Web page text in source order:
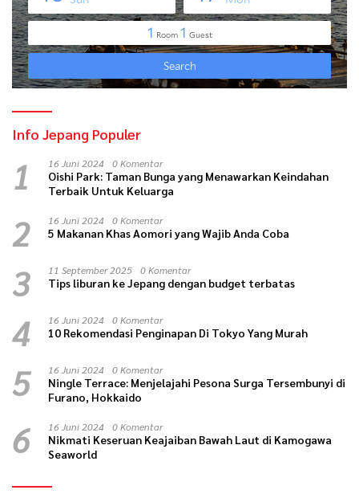
Info Jepang Populer
1 16 Juni 2024 0 Komentar
Oishi Park: Taman Bunga yang Menawarkan Keindahan
Terbaik Untuk Keluarga
2 16 Juni 2024 0 Komentar
5 Makanan Khas Aomori yang Wajib Anda Coba
3 11 September 2025 0 Komentar
Tips liburan ke Jepang dengan budget terbatas
4 16 Juni 2024 0 Komentar
10 Rekomendasi Penginapan Di Tokyo Yang Murah
5 16 Juni 2024 0 Komentar
Ningle Terrace: Menjelajahi Pesona Surga Tersembunyi di
Furano, Hokkaido
6 16 Juni 2024 0 Komentar
Nikmati Keseruan Keajaiban Bawah Laut di Kamogawa
Seaworld